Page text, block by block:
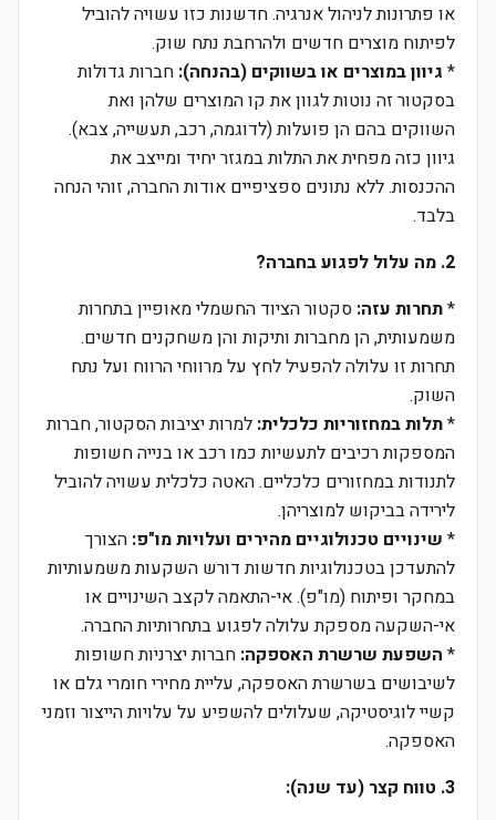
או פתרונות לניהול אנרגיה. חדשנות כזו עשויה להוביל
לפיתוח מוצרים חדשים ולהרחבת נתח שוק.
* גיוון במוצרים או בשווקים (בהנחה): חברות גדולות
בסקטור זה נוטות לגוון את קו המוצרים שלהן ואת
השווקים בהם הן פועלות (לדוגמה, רכב, תעשייה, צבא).
גיוון כזה מפחית את התלות במגזר יחיד ומייצב את
ההכנסות. ללא נתונים ספציפיים אודות החברה, זוהי הנחה
בלבד.
2. מה עלול לפגוע בחברה?
*תחרות עזה: סקטור הציוד החשמלי מאופיין בתחרות
משמעותית, הן מחברות ותיקות והן משחקנים חדשים.
תחרות זו עלולה להפעיל לחץ על מרווחי הרווח ועל נתח
השוק.
*תלות במחזוריות כלכלית: למרות יציבות הסקטור, חברות
המספקות רכיבים לתעשיות כמו רכב או בנייה חשופות
לתנודות במחזורים כלכליים. האטה כלכלית עשויה להוביל
לירידה בביקוש למוצריהן.
* שינויים טכנולוגיים מהירים ועלויות מו"פ: הצורך
להתעדכן בטכנולוגיות חדשות דורש השקעות משמעותיות
במחקר ופיתוח (מו"פ). אי-התאמה לקצב השינויים או
אי-השקעה מספקת עלולה לפגוע בתחרותיות החברה.
* השפעת שרשרת האספקה: חברות יצרניות חשופות
לשיבושים בשרשרת האספקה, עליית מחירי חומרי גלם או
קשיי לוגיסטיקה, שעלולים להשפיע על עלויות הייצור וזמני
האספקה.
3. טווח קצר (עד שנה):